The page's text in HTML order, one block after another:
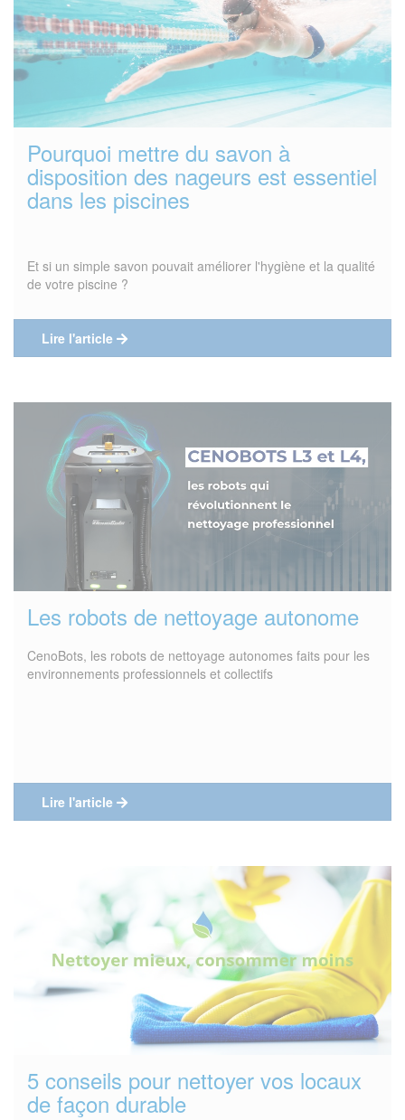
Pourquoi mettre du savon à
disposition des nageurs est essentiel
dans les piscines
Et si un simple savon pouvait améliorer l'hygiène et la qualité
de votre piscine ?
Lire l'article
Les robots de nettoyage autonome
CenoBots, les robots de nettoyage autonomes faits pour les
environnements professionnels et collectifs
Lire l'article
5 conseils pour nettoyer vos locaux
de façon durable